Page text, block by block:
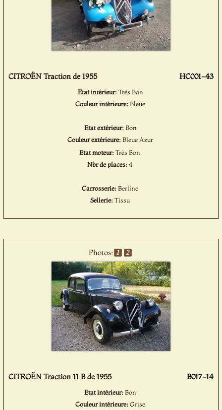
CITROËN Traction de 1955 HC001-43
Etat intérieur: Très Bon
Couleur intérieure:Bleue
Etat extérieur: Bon
Couleur extérieure:Bleue Azur
Etat moteur:Très Bon
Nbr de places: 4
Carrosserie: Berline
Sellerie: Tissu
Photos:
CITROËN Traction 11 B de 1955 B017-14
Etat intérieur:Bon
Couleur intérieure:Grise